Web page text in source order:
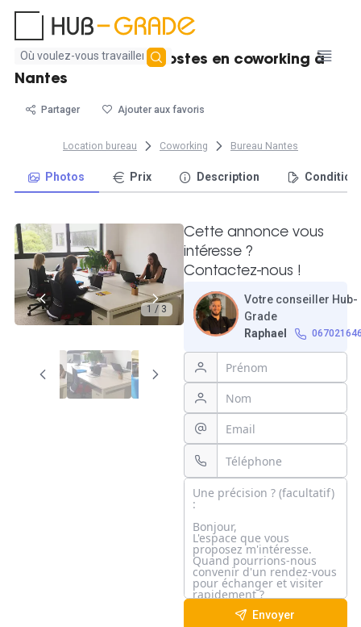
Aucun
résultat
Bureau fermé 1 à 4 postes en coworking à
Nantes
Partager Ajouter aux favoris
Location bureau Coworking Bureau Nantes
Photos Prix Description
1 / 3
Cette annonce vous
intéresse ?
Contactez-nous !
Votre conseiller Hub-
Grade
Raphael
Envoyer